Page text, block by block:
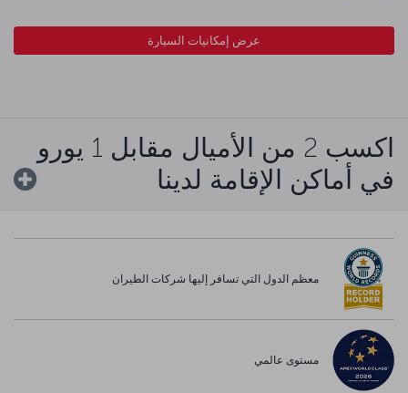
عرض إمكانيات السيارة
اكسب 2 من الأميال مقابل 1 يورو
في أماكن الإقامة لدينا
معظم الدول التي تسافر إليها شركات الطيران
مستوى عالمي